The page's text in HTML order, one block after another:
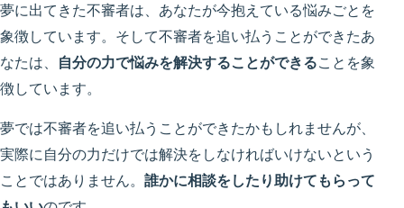
夢に出てきた不審者は、あなたが今抱えている悩みごとを
象徴しています。そして不審者を追い払うことができたあ
なたは、
自分の力で悩みを解決することができることを象
徴しています。
夢では不審者を追い払うことができたかもしれませんが、
実際に自分の力だけでは解決をしなければいけないという
ことではありません。 誰かに相談をしたり助けてもらって